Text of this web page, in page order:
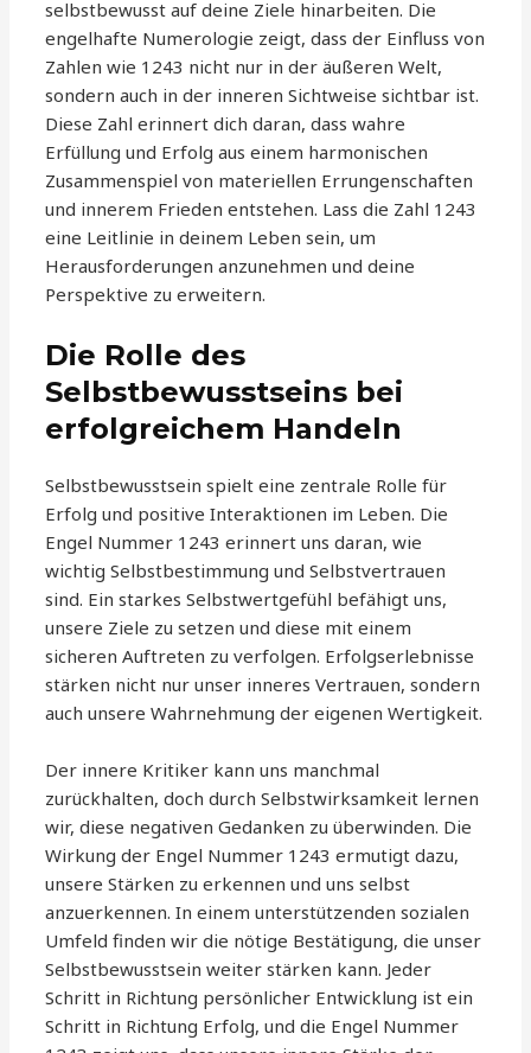
selbstbewusst auf deine Ziele hinarbeiten. Die
engelhafte Numerologie zeigt, dass der Einfluss von
Zahlen wie 1243 nicht nur in der äußeren Welt,
sondern auch in der inneren Sichtweise sichtbar ist.
Diese Zahl erinnert dich daran, dass wahre
Erfüllung und Erfolg aus einem harmonischen
Zusammenspiel von materiellen Errungenschaften
und innerem Frieden entstehen. Lass die Zahl 1243
eine Leitlinie in deinem Leben sein, um
Herausforderungen anzunehmen und deine
Perspektive zu erweitern.
Die Rolle des
Selbstbewusstseins bei
erfolgreichem Handeln
Selbstbewusstsein spielt eine zentrale Rolle für
Erfolg und positive Interaktionen im Leben. Die
Engel Nummer 1243 erinnert uns daran, wie
wichtig Selbstbestimmung und Selbstvertrauen
sind. Ein starkes Selbstwertgefühl befähigt uns,
unsere Ziele zu setzen und diese mit einem
sicheren Auftreten zu verfolgen. Erfolgserlebnisse
stärken nicht nur unser inneres Vertrauen, sondern
auch unsere Wahrnehmung der eigenen Wertigkeit.
Der innere Kritiker kann uns manchmal
zurückhalten, doch durch Selbstwirksamkeit lernen
wir, diese negativen Gedanken zu überwinden. Die
Wirkung der Engel Nummer 1243 ermutigt dazu,
unsere Stärken zu erkennen und uns selbst
anzuerkennen. In einem unterstützenden sozialen
Umfeld finden wir die nötige Bestätigung, die unser
Selbstbewusstsein weiter stärken kann. Jeder
Schritt in Richtung persönlicher Entwicklung ist ein
Schritt in Richtung Erfolg, und die Engel Nummer